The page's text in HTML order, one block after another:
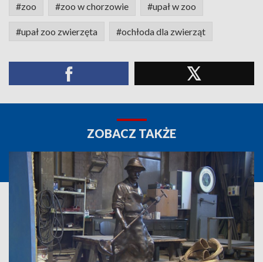
#zoo #zoo w chorzowie #upał w zoo
#upał zoo zwierzęta #ochłoda dla zwierząt
ZOBACZ TAKŻE